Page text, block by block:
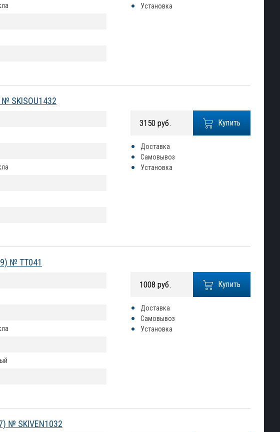
Установка
SKISOU1432
Купить
3150 руб.
Доставка
Самовывоз
Установка
№ TT041
Купить
1008 руб.
Доставка
Самовывоз
Установка
№ SKIVEN1032